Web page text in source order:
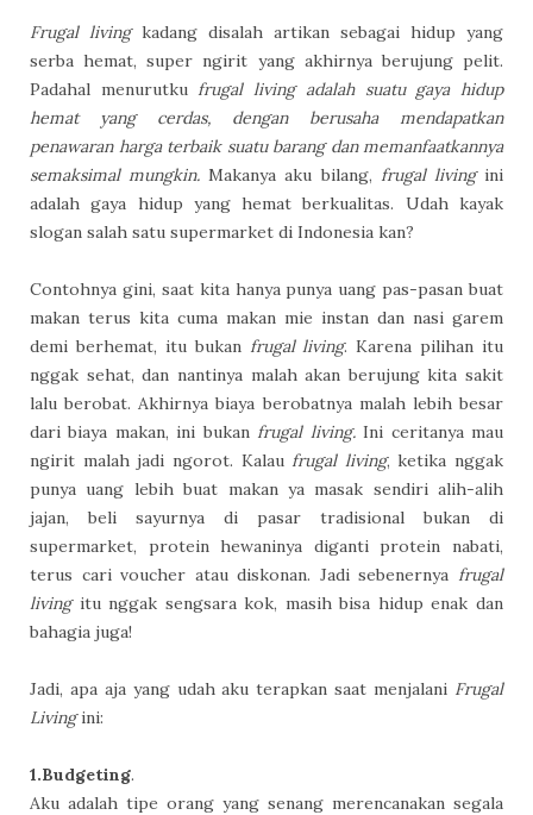
Frugal livingkadang disalah artikan sebagai hidup yang
serba hemat, super ngirit yang akhirnya berujung pelit.
Padahal menurutku frugal living adalah suatu gaya hidup
hemat yang cerdas, dengan berusaha mendapatkan
penawaran harga terbaik suatu barang dan memanfaatkannya
semaksimal mungkin.Makanya aku bilang, frugal livingini
adalah gaya hidup yang hemat berkualitas. Udah kayak
slogan salah satu supermarket di Indonesia kan?
Contohnya gini, saat kita hanya punya uang pas-pasan buat
makan terus kita cuma makan mie instan dan nasi garem
demi berhemat, itu bukan frugal living. Karena pilihan itu
nggak sehat, dan nantinya malah akan berujung kita sakit
lalu berobat. Akhirnya biaya berobatnya malah lebih besar
dari biaya makan, ini bukan frugal living.Ini ceritanya mau
ngirit malah jadi ngorot. Kalau frugal living, ketika nggak
punya uang lebih buat makan ya masak sendiri alih-alih
jajan, beli sayurnya di pasar tradisional bukan di
supermarket, protein hewaninya diganti protein nabati,
terus cari voucher atau diskonan. Jadi sebenernya frugal
living itu nggak sengsara kok, masih bisa hidup enak dan
bahagia juga!
Jadi, apa aja yang udah aku terapkan saat menjalani Frugal
Livingini:
1.Budgeting.
Aku adalah tipe orang yang senang merencanakan segala